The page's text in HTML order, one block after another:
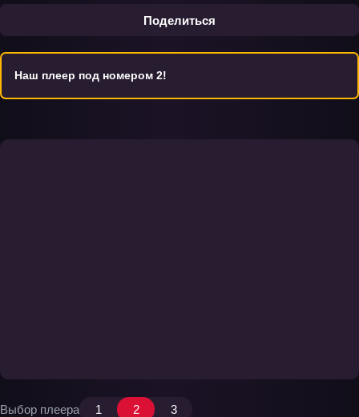
Поделиться
Наш плеер под номером 2!
Выбор плеера 1 2 3